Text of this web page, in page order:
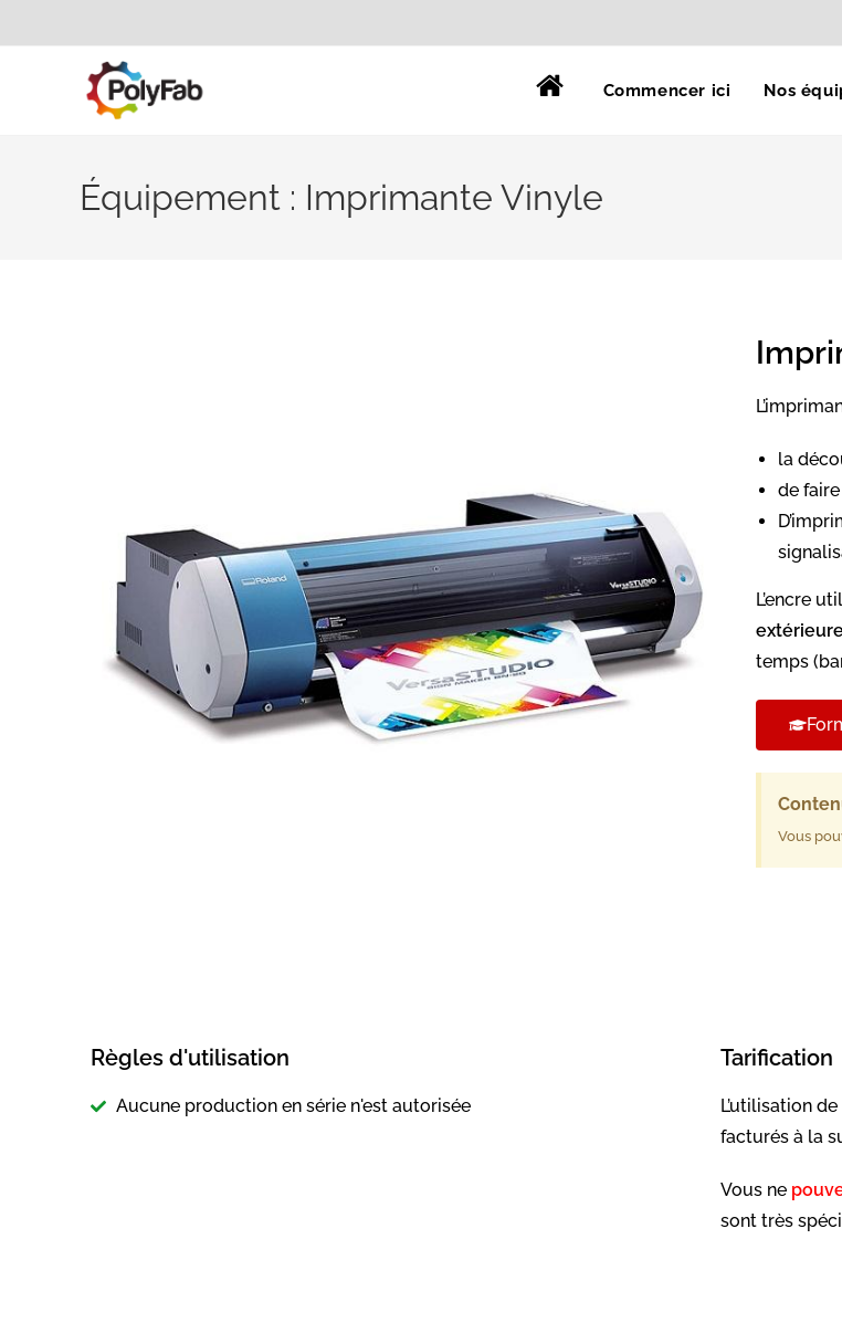
Commencer ici Nos
Équipement : Imprimante Vinyle
la
de
L’encre
temps
Vous
Règles d'utilisation
Aucune production en série n'est autorisée
Tarification
L’utilisation
facturés à la
Vous ne
sont très